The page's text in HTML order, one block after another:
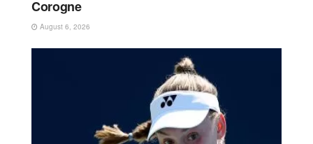
Corogne
August 6, 2026